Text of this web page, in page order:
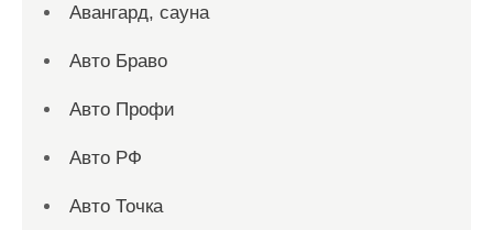
Авангард, сауна
Авто Браво
Авто Профи
Авто РФ
Авто Точка